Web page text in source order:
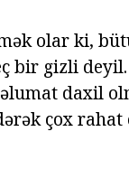
olar ki,
bir gizli
daxil
çox